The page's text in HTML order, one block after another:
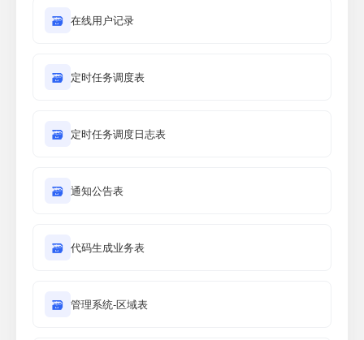
🗃 在线用户记录
🗃 定时任务调度表
🗃 定时任务调度日志表
🗃 通知公告表
🗃 代码生成业务表
🗃 管理系统-区域表